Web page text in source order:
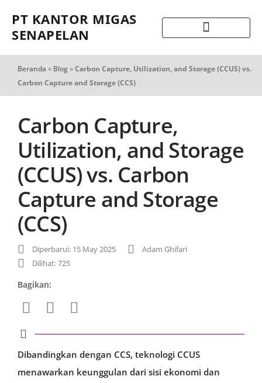
PT KANTOR MIGAS
SENAPELAN
Beranda » Blog»Carbon Capture, Utilization, and Storage (CCUS) vs.
Carbon Capture and Storage (CCS)
Carbon Capture,
Utilization, and Storage
(CCUS) vs. Carbon
Capture and Storage
(CCS)
Diperbarui: 15 May 2025
Adam Ghifari
Dilihat: 725
Bagikan:
Dibandingkan dengan CCS, teknologi CCUS
menawarkan keunggulan dari sisi ekonomi dan